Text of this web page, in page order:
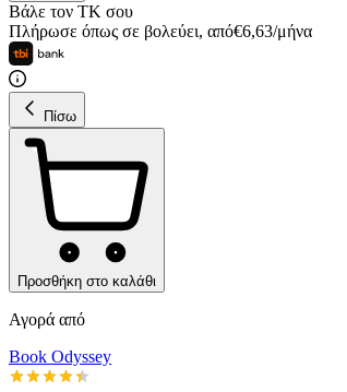
Βάλε τον ΤΚ σου
Πλήρωσε όπως σε βολεύει, από€6,63/μήνα
Πίσω
Προσθήκη στο καλάθι
Αγορά από
Book Odyssey